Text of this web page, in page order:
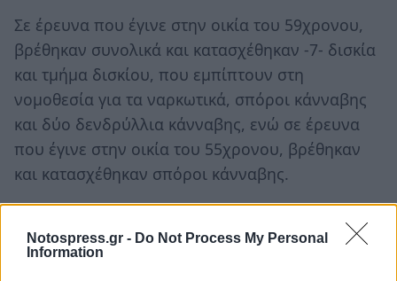
Notospress.gr - Do Not Process My Personal
Information
Σε έρευνα που έγινε στην οικία του 59χρονου,
βρέθηκαν συνολικά και κατασχέθηκαν -7- δισκία
και τμήμα δισκίου, που εμπίπτουν στη
νομοθεσία για τα ναρκωτικά, σπόροι κάνναβης
και δύο δενδρύλλια κάνναβης, ενώ σε έρευνα
που έγινε στην οικία του 55χρονου, βρέθηκαν
και κατασχέθηκαν σπόροι κάνναβης.
Γυθείου.